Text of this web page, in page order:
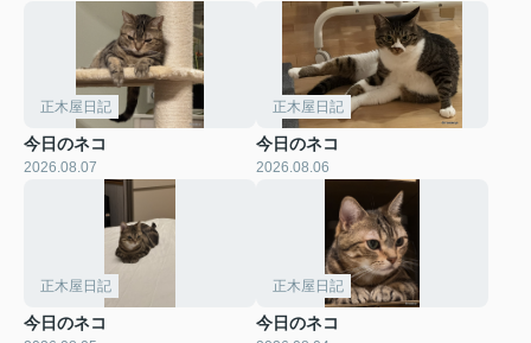
正木屋日記
今日のネコ
2026.08.07
正木屋日記
今日のネコ
2026.08.06
正木屋日記
今日のネコ
正木屋日記
今日のネコ